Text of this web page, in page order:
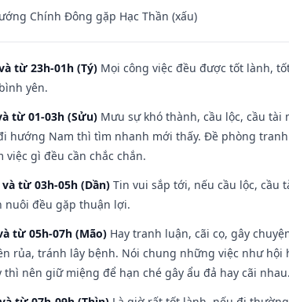
Chính Đông gặp Hạc Thần (xấu)
từ 23h-01h (Tý) Mọi công việc đều được tốt lành,
yên.
từ 01-03h (Sửu) Mưu sự khó thành, cầu lộc, cầu
hướng Nam thì tìm nhanh mới thấy. Đề phòng
gì đều cần chắc chắn.
từ 03h-05h (Dần) Tin vui sắp tới, nếu cầu lộc, cầu
nuôi đều gặp thuận lợi.
từ 05h-07h (Mão) Hay tranh luận, cãi cọ, gây
rủa, tránh lây bệnh. Nói chung những việc như
thì nên giữ miệng để hạn ché gây ẩu đả hay cãi nhau.